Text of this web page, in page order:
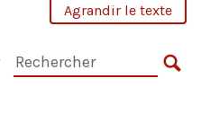
Agrandir le texte
Rechercher